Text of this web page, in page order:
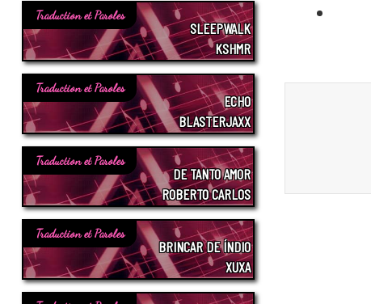
Traduction et Paroles
SLEEPWALK
KSHMR
Traduction et Paroles
ECHO
BLASTERJAXX
Traduction et Paroles
DE TANTO AMOR
ROBERTO CARLOS
Traduction et Paroles
BRINCAR DE ÍNDIO
XUXA